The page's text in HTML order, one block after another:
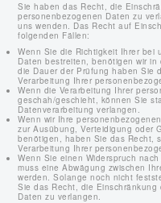
Sie haben das Recht, die
personenbezogenen Daten zu
uns wenden. Das Recht auf
folgenden Fällen:
Wenn Sie die Richtigkeit Ihrer bei
Daten bestreiten, benötigen wir
die Dauer der Prüfung haben Sie
Verarbeitung Ihrer
Wenn die Verarbeitung Ihrer
geschah/geschieht, können Sie
Datenverarbeitung verlangen.
Wenn wir Ihre
zur Ausübung, Verteidigung oder
benötigen, haben Sie das Recht,
Verarbeitung Ihrer
Wenn Sie einen Widerspruch
muss eine Abwägung zwischen
werden. Solange noch nicht
Sie das Recht, die
Daten zu verlangen.